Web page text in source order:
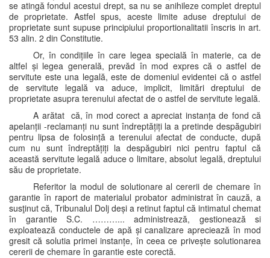
se atingă fondul acestui drept, sa nu se anihileze complet dreptul
de proprietate. Astfel spus, aceste limite aduse dreptului de
proprietate sunt supuse principiului proportionalitatii înscris in art.
53 alin. 2 din Constitutie.
Or, în condițiile în care legea specială în materie, ca de
altfel și legea generală, prevăd în mod expres că o astfel de
servitute este una legală, este de domeniul evidentei că o astfel
de servitute legală va aduce, implicit, limitări dreptului de
proprietate asupra terenului afectat de o astfel de servitute legală.
A arătat că, în mod corect a apreciat instanța de fond că
apelanții -reclamanți nu sunt îndreptățiți la a pretinde despăgubiri
pentru lipsa de folosință a terenului afectat de conducte, după
cum nu sunt îndreptățiți la despăgubiri nici pentru faptul că
această servitute legală aduce o limitare, absolut legală, dreptului
său de proprietate.
Referitor la modul de solutionare al cererii de chemare în
garantie în raport de materialul probator administrat în cauză, a
susţinut că, Tribunalul Dolj deși a retinut faptul că intimatul chemat
în garantie S.C. ………... administrează, gestionează si
exploatează conductele de apă și canalizare apreciează în mod
gresit că solutia primei instanțe, în ceea ce privește solutionarea
cererii de chemare în garantie este corectă.